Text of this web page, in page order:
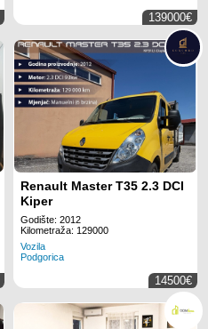
139000€
Renault Master T35 2.3 DCI
Kiper
Godište: 2012
Kilometraža: 129000
Vozila
Podgorica
14500€